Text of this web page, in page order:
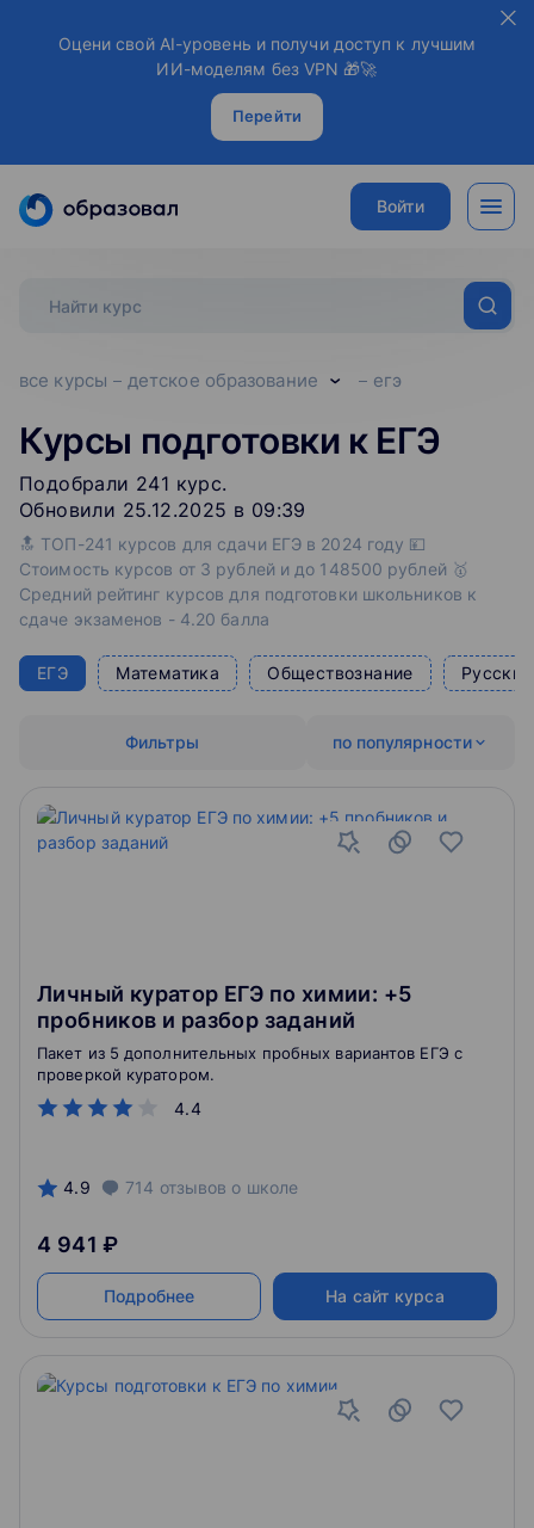
Оцени свой AI-уровень и получи доступ к лучшим
ИИ-моделям без VPN 🎁🚀
Перейти
Войти
все курсы детское образование егэ
Курсы подготовки к ЕГЭ
Подобрали 241 курс.
Обновили 25.12.2025 в 09:39
🔝 ТОП-241 курсов для сдачи ЕГЭ в 2024 году 💴
Стоимость курсов от 3 рублей и до 148500 рублей 🥇
Средний рейтинг курсов для подготовки школьников к
сдаче экзаменов - 4.20 балла
ЕГЭ Математика Обществознание Русский
по популярности
Фильтры
Личный куратор ЕГЭ по химии: +5
пробников и разбор заданий
4.4
Пакет из 5 дополнительных пробных вариантов ЕГЭ с
проверкой куратором.
4.9 714 отзывов о школе
4 941 ₽
Подробнее На сайт курса